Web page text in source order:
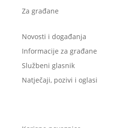
Za građane
Novosti i događanja
Informacije za građane
Službeni glasnik
Natječaji, pozivi i oglasi